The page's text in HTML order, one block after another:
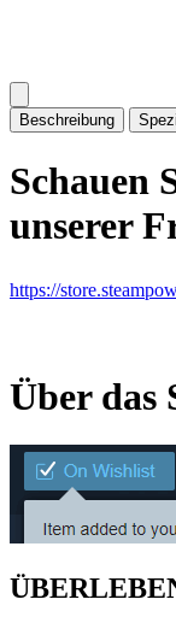
Beschreibung
Schauen
unserer
https://
Über das